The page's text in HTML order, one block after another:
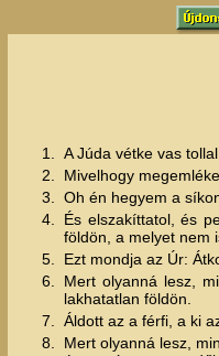
1.
A Júda vétke vas
2.
Mivelhogy
3.
Oh én hegyem a
4.
És elszakíttatol, és
földön, a melyet nem
5.
Ezt mondja az Úr:
6.
Mert olyanná lesz,
lakhatatlan földön.
7.
Áldott az a férfi, a ki
8.
Mert olyanná lesz,